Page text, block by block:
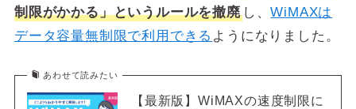
制限がかかる」というルールを撤廃し、WiMAXは
データ容量無制限で利用できる ようになりました。
あわせて読みたい
【最新版】WiMAXの速度制限に